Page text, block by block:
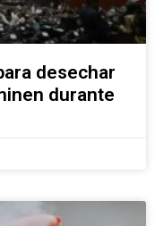
desechar
durante